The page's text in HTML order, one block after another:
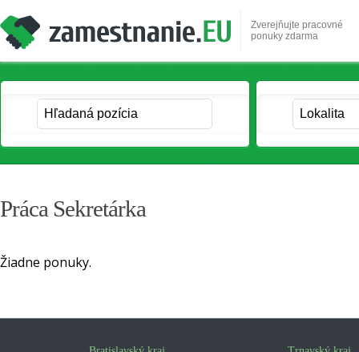
Zverejňujte pracovné
ponuky zdarma
Práca Sekretárka
Žiadne ponuky.